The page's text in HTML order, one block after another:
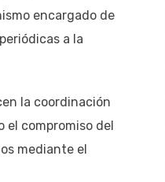
encargado de
a la
la coordinación
compromiso del
mediante el